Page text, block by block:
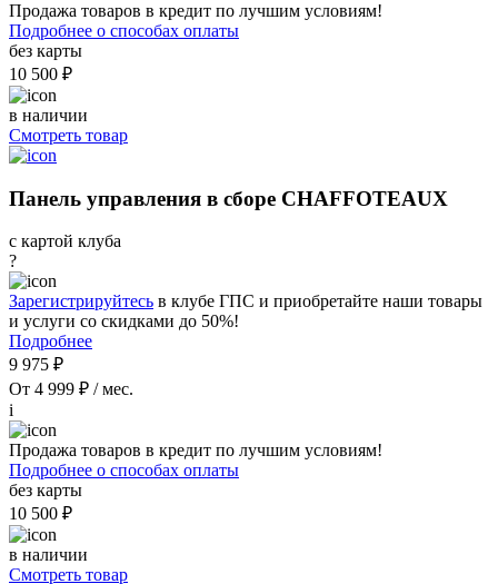
Продажа товаров в кредит по лучшим условиям!
Подробнее о способах оплаты
без карты
10 500 ₽
в наличии
Смотреть товар
Панель управления в сборе CHAFFOTEAUX
с картой клуба
?
Зарегистрируйтесь в клубе ГПС и приобретайте наши товары
и услуги со скидками до 50%!
Подробнее
9 975 ₽
От 4 999 ₽ / мес.
i
Продажа товаров в кредит по лучшим условиям!
Подробнее о способах оплаты
без карты
10 500 ₽
в наличии
Смотреть товар